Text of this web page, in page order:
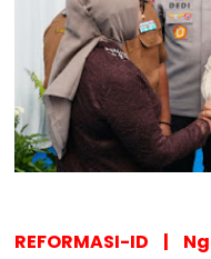
REFORMASI-ID |